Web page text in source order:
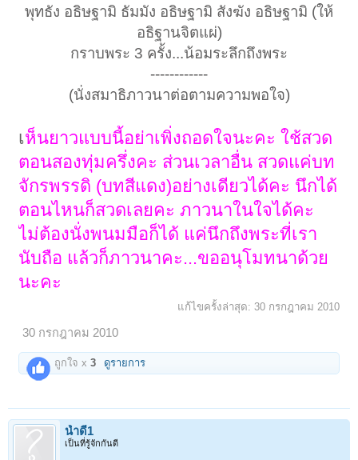
พุทธัง อธิษฐามิ ธัมมัง อธิษฐามิ สังฆัง อธิษฐามิ (ให้
อธิฐานจิตแผ่)
กราบพระ 3 ครั้ง...น้อมระลึกถึงพระ
------------
(นั่งสมาธิภาวนาต่อตามความพอใจ)​
เห็นยาวแบบนี้อย่าเพิ่งถอดใจนะคะ ใช้สวด
ตอนสองทุ่มครึ่งคะ ส่วนเวลาอื่น สวดแค่บท
จักรพรรดิ (บทสีแดง)อย่างเดียวได้คะ นึกได้
ตอนไหนก็สวดเลยคะ ภาวนาในใจได้คะ
ไม่ต้องนั่งพนมมือก็ได้ แค่นึกถึงพระที่เรา
นับถือ แล้วก็ภาวนาคะ...ขออนุโมทนาด้วย
นะคะ
แก้ไขครั้งล่าสุด: 30 กรกฎาคม 2010
30 กรกฎาคม 2010
ถูกใจ x3 ดูรายการ
น้ำดี1
เป็นที่รู้จักกันดี